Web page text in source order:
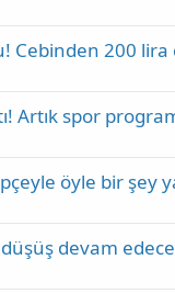
Cebinden 200 lira
Artık spor
öyle bir şey
devam